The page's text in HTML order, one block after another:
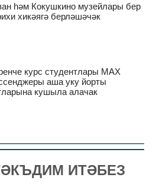
һәм Кокушкино музейлары бер
хикәягә берләшәчәк
курс студентлары MAX
аша уку йорты
кушыла алачак
ИТӘБЕЗ